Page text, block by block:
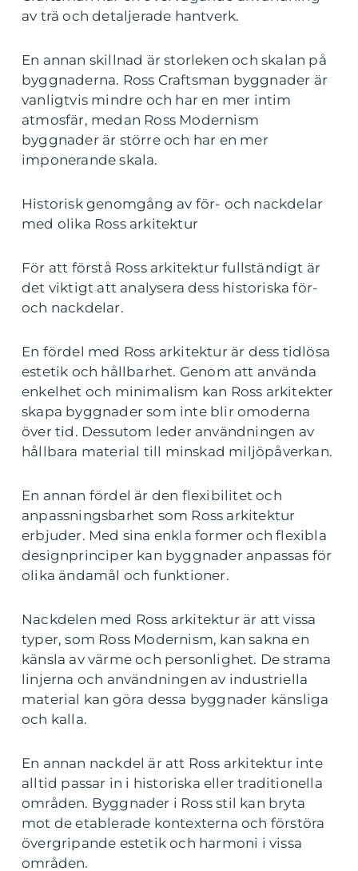
av trä och detaljerade hantverk.
En annan skillnad är storleken och skalan på
byggnaderna. Ross Craftsman byggnader är
vanligtvis mindre och har en mer intim
atmosfär, medan Ross Modernism
byggnader är större och har en mer
imponerande skala.
Historisk genomgång av för- och nackdelar
med olika Ross arkitektur
För att förstå Ross arkitektur fullständigt är
det viktigt att analysera dess historiska för-
och nackdelar.
En fördel med Ross arkitektur är dess tidlösa
estetik och hållbarhet. Genom att använda
enkelhet och minimalism kan Ross arkitekter
skapa byggnader som inte blir omoderna
över tid. Dessutom leder användningen av
hållbara material till minskad miljöpåverkan.
En annan fördel är den flexibilitet och
anpassningsbarhet som Ross arkitektur
erbjuder. Med sina enkla former och flexibla
designprinciper kan byggnader anpassas för
olika ändamål och funktioner.
Nackdelen med Ross arkitektur är att vissa
typer, som Ross Modernism, kan sakna en
känsla av värme och personlighet. De strama
linjerna och användningen av industriella
material kan göra dessa byggnader känsliga
och kalla.
En annan nackdel är att Ross arkitektur inte
alltid passar in i historiska eller traditionella
områden. Byggnader i Ross stil kan bryta
mot de etablerade kontexterna och förstöra
övergripande estetik och harmoni i vissa
områden.